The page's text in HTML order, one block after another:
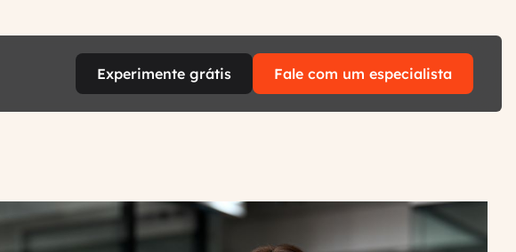
Experimente grátis Fale com um especialista